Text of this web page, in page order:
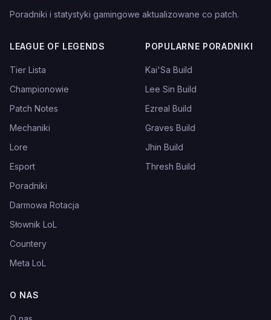
Poradniki i statystyki gamingowe aktualizowane co patch.
LEAGUE OF LEGENDS
Tier Lista
Championowie
Patch Notes
Mechaniki
Lore
Esport
Poradniki
Darmowa Rotacja
Słownik LoL
Countery
Meta LoL
POPULARNE PORADNIKI
Kai'Sa Build
Lee Sin Build
Ezreal Build
Graves Build
Jhin Build
Thresh Build
O NAS